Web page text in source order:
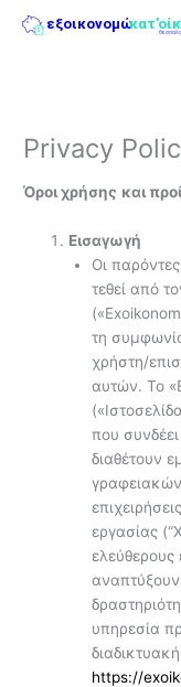
Privacy
Όροι χρήσης και
Εισαγωγή
Οι
τεθεί από
τη
χρήστη/
αυτών. Το
που
διαθέτουν
εργασίας
ελεύθερους
αναπτύξουν
υπηρεσία
https://